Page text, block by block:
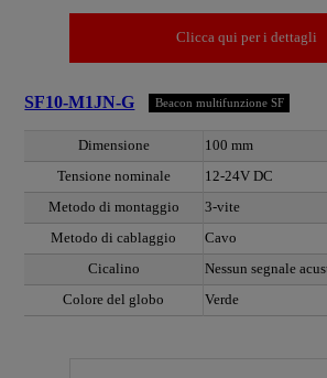
Clicca qui per i dettagli
SF10-M1JN-G Beacon multifunzione SF
Dimensione
100 mm
Tensione nominale
12-24V DC
Metodo di montaggio
3-vite
Metodo di cablaggio
Cavo
Cicalino
Nessun segnale
Colore del globo
Verde